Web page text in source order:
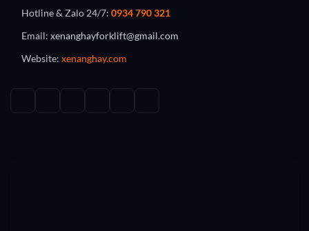
Hotline & Zalo 24/7: 0934 790 321
Email: xenanghayforklift@gmail.com
Website: xenanghay.com